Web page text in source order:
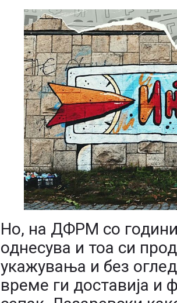
Но, на ДФРМ со
однесува и тоа си
укажувања и без
време ги доставија и